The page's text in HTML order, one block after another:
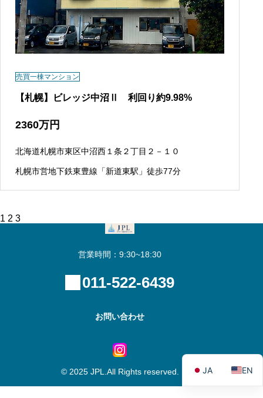
売買一棟マンション
【札幌】ビレッジ中沼Ⅱ 利回り約9.98%
2360万円
北海道札幌市東区中沼西１条２丁目２－１０
札幌市営地下鉄東豊線「新道東駅」徒歩77分
投
1 2 3
営業時間：9:30~18:30
011-522-6439
お問い合わせ
© 2025 JPL.All Rights reserved. JA EN